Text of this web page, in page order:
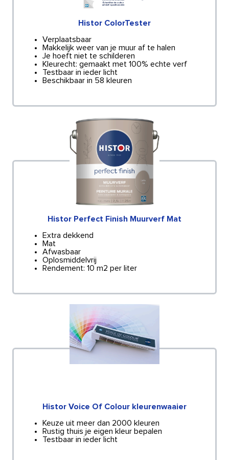
Histor ColorTester
Verplaatsbaar
Makkelijk weer van je muur af te halen
Je hoeft niet te schilderen
Kleurecht: gemaakt met 100% echte verf
Testbaar in ieder licht
Beschikbaar in 58 kleuren
Histor Perfect Finish Muurverf Mat
Extra dekkend
Mat
Afwasbaar
Oplosmiddelvrij
Rendement: 10 m2 per liter
Histor Voice Of Colour kleurenwaaier
Keuze uit meer dan 2000 kleuren
Rustig thuis je eigen kleur bepalen
Testbaar in ieder licht